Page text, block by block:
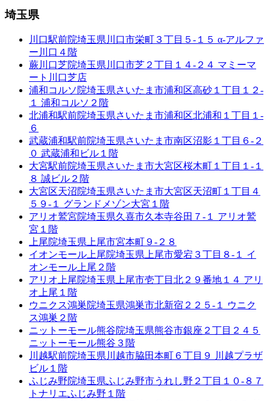
埼玉県
川口駅前院埼玉県川口市栄町３丁目５-１５ α-アルファ
ー川口４階
蕨川口芝院埼玉県川口市芝２丁目１４-２４ マミーマ
ート川口芝店
浦和コルソ院埼玉県さいたま市浦和区高砂１丁目１２-
１ 浦和コルソ２階
北浦和駅前院埼玉県さいたま市浦和区北浦和１丁目１-
６
武蔵浦和駅前院埼玉県さいたま市南区沼影１丁目６-２
０ 武蔵浦和ビル１階
大宮駅前院埼玉県さいたま市大宮区桜木町１丁目１-１
８ 誠ビル２階
大宮区天沼院埼玉県さいたま市大宮区天沼町１丁目４
５９-１ グランドメゾン大宮１階
アリオ鷲宮院埼玉県久喜市久本寺谷田７-１ アリオ鷲
宮１階
上尾院埼玉県上尾市宮本町９-２８
イオンモール上尾院埼玉県上尾市愛宕３丁目８-１ イ
オンモール上尾２階
アリオ上尾院埼玉県上尾市壱丁目北２９番地１４ アリ
オ上尾１階
ウニクス鴻巣院埼玉県鴻巣市北新宿２２５-１ ウニク
ス鴻巣２階
ニットーモール熊谷院埼玉県熊谷市銀座２丁目２４５
ニットーモール熊谷３階
川越駅前院埼玉県川越市脇田本町６丁目９ 川越プラザ
ビル１階
ふじみ野院埼玉県ふじみ野市うれし野２丁目１０-８７
トナリエふじみ野１階